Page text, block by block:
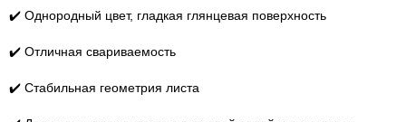
✔️ Однородный цвет, гладкая глянцевая поверхность
✔️ Отличная свариваемость
✔️ Стабильная геометрия листа